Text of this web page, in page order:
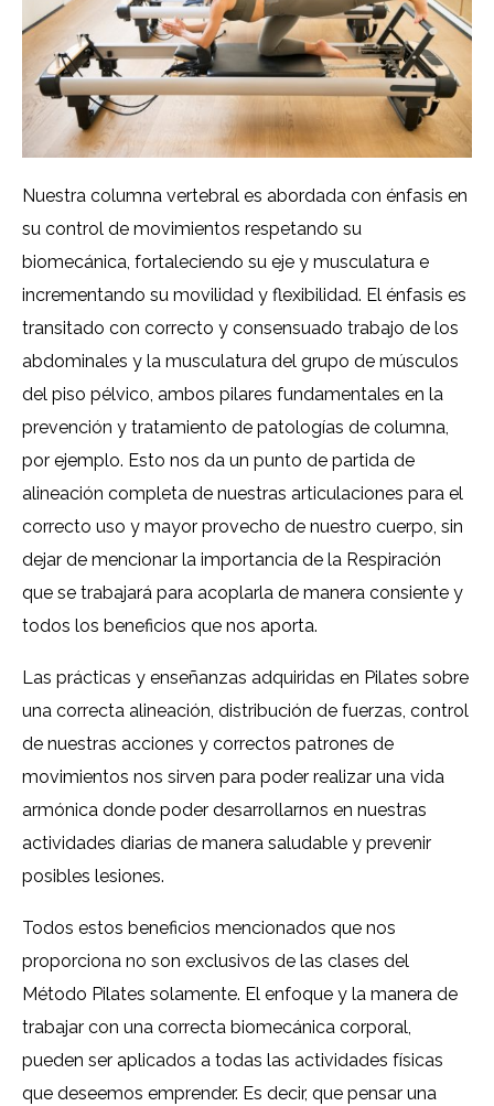
Nuestra columna vertebral es abordada con énfasis en
su control de movimientos respetando su
biomecánica, fortaleciendo su eje y musculatura e
incrementando su movilidad y flexibilidad. El énfasis es
transitado con correcto y consensuado trabajo de los
abdominales y la musculatura del grupo de músculos
del piso pélvico, ambos pilares fundamentales en la
prevención y tratamiento de patologías de columna,
por ejemplo. Esto nos da un punto de partida de
alineación completa de nuestras articulaciones para el
correcto uso y mayor provecho de nuestro cuerpo, sin
dejar de mencionar la importancia de la Respiración
que se trabajará para acoplarla de manera consiente y
todos los beneficios que nos aporta.
Las prácticas y enseñanzas adquiridas en Pilates sobre
una correcta alineación, distribución de fuerzas, control
de nuestras acciones y correctos patrones de
movimientos nos sirven para poder realizar una vida
armónica donde poder desarrollarnos en nuestras
actividades diarias de manera saludable y prevenir
posibles lesiones.
Todos estos beneficios mencionados que nos
proporciona no son exclusivos de las clases del
Método Pilates solamente. El enfoque y la manera de
trabajar con una correcta biomecánica corporal,
pueden ser aplicados a todas las actividades físicas
que deseemos emprender. Es decir, que pensar una